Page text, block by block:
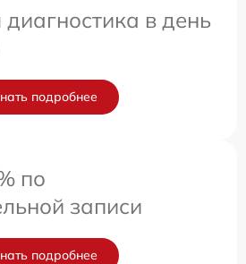
в день
подробнее
по
записи
подробнее